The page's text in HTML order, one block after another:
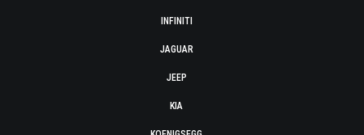
INFINITI
JAGUAR
JEEP
KIA